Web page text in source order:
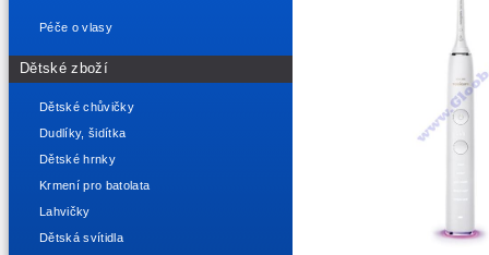
Péče o vlasy
Dětské zboží
Dětské chůvičky
Dudlíky, šidítka
Dětské hrnky
Krmení pro batolata
Lahvičky
Dětská svítidla